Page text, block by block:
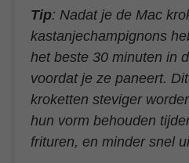
Tip: Nadat je de Mac
kastanjechampignons
het beste 30 minuten in
voordat je ze paneert.
kroketten steviger
hun vorm behouden
frituren, en minder snel